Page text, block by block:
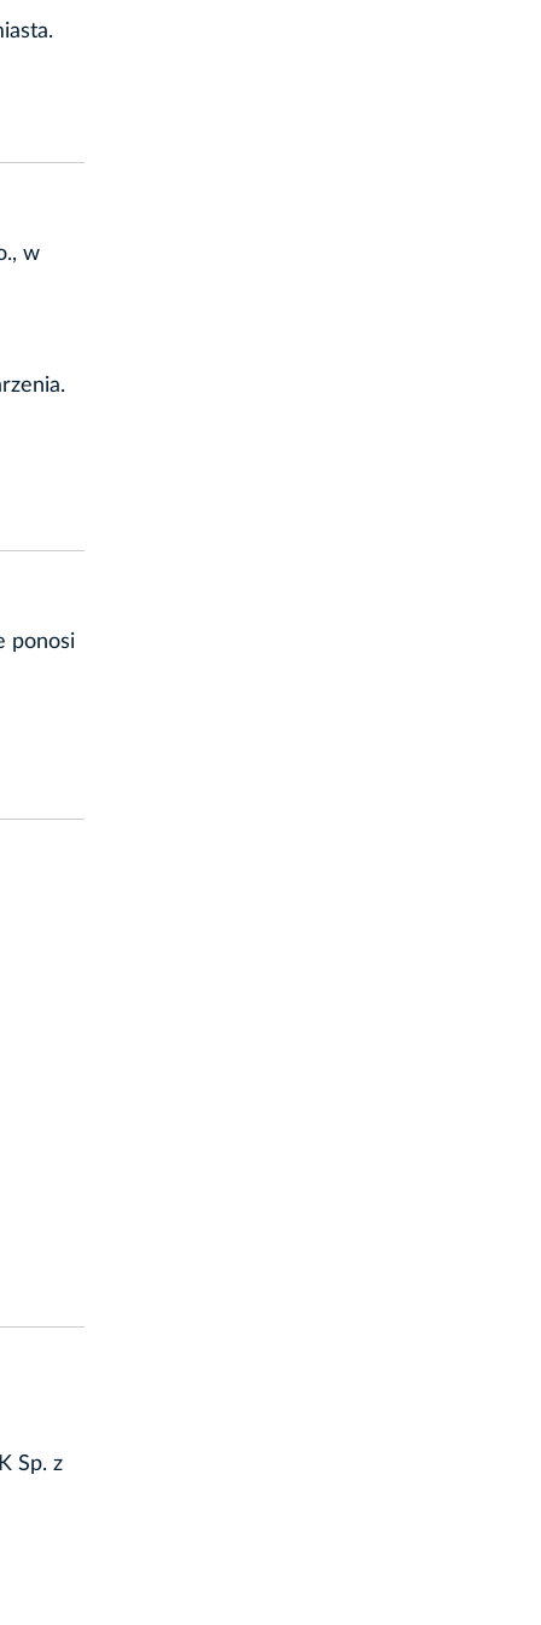
w
ponosi
Sp. z